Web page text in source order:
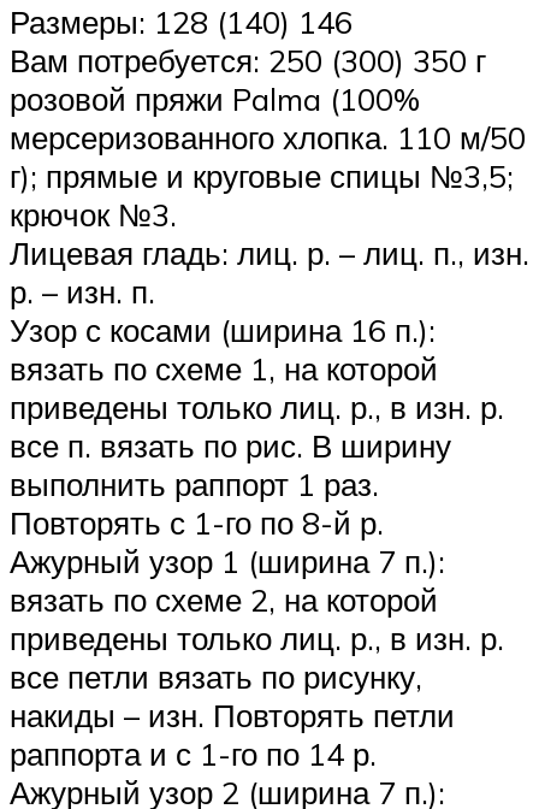
Размеры: 128 (140) 146
Вам потребуется: 250 (300) 350 г
розовой пряжи Palma (100%
мерсеризованного хлопка. 110 м/50
г); прямые и круговые спицы №3,5;
крючок №3.
Лицевая гладь: лиц. р. – лиц. п., изн.
р. – изн. п.
Узор с косами (ширина 16 п.):
вязать по схеме 1, на которой
приведены только лиц. р., в изн. р.
все п. вязать по рис. В ширину
выполнить раппорт 1 раз.
Повторять с 1-го по 8-й р.
Ажурный узор 1 (ширина 7 п.):
вязать по схеме 2, на которой
приведены только лиц. р., в изн. р.
все петли вязать по рисунку,
накиды – изн. Повторять петли
раппорта и с 1-го по 14 р.
Ажурный узор 2 (ширина 7 п.):